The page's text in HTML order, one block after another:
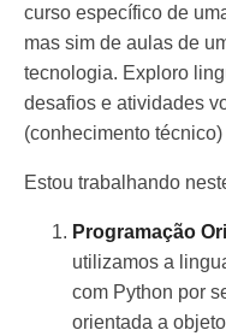
curso específico de
mas sim de aulas de
tecnologia. Exploro
desafios e atividades
(conhecimento técnico)
Estou trabalhando
Programação
utilizamos a
com Python por
orientada a